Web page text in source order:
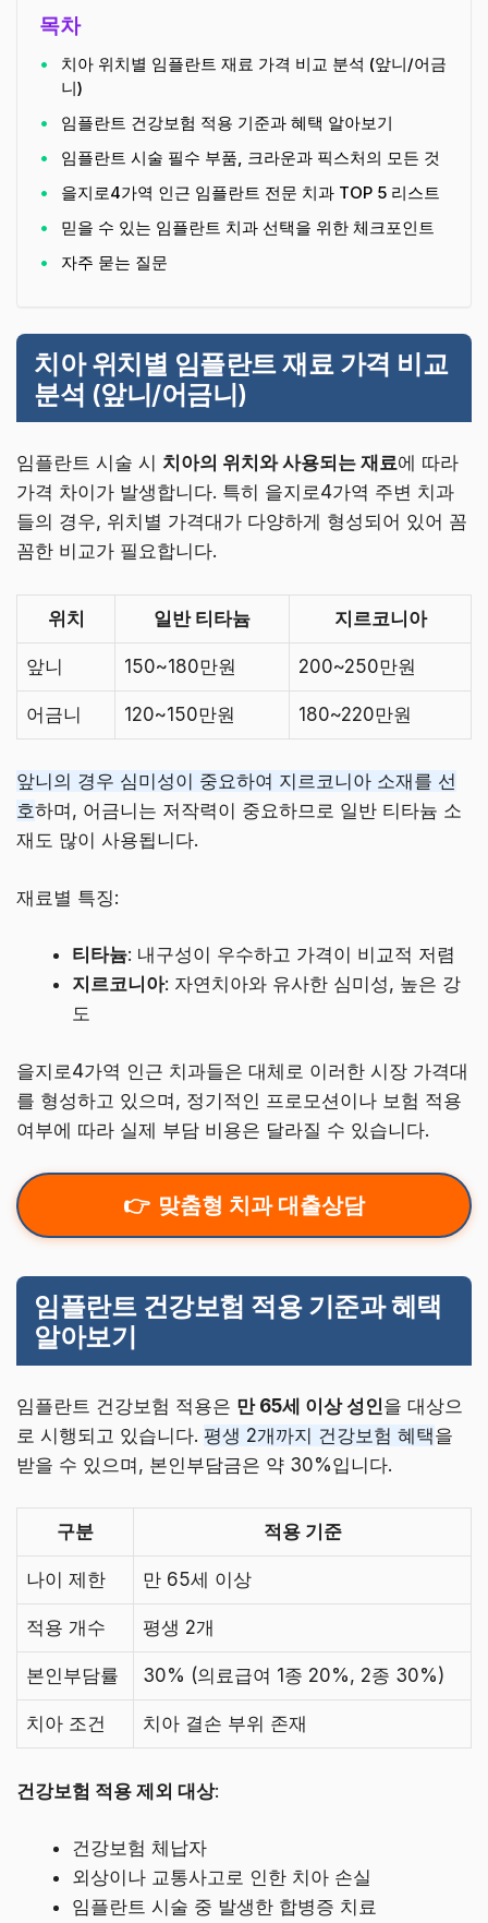
목차
치아 위치별 임플란트 재료 가격 비교 분석 (앞니/어금
니)
임플란트 건강보험 적용 기준과 혜택 알아보기
임플란트 시술 필수 부품, 크라운과 픽스처의 모든 것
을지로4가역 인근 임플란트 전문 치과 TOP 5 리스트
믿을 수 있는 임플란트 치과 선택을 위한 체크포인트
자주 묻는 질문
치아 위치별 임플란트 재료 가격 비교
분석 (앞니/어금니)
임플란트 시술 시 치아의 위치와 사용되는 재료에 따라
가격 차이가 발생합니다. 특히 을지로4가역 주변 치과
들의 경우, 위치별 가격대가 다양하게 형성되어 있어 꼼
꼼한 비교가 필요합니다.
위치 일반 티타늄 지르코니아
앞니 150~180만원 200~250만원
어금니 120~150만원 180~220만원
앞니의 경우 심미성이 중요하여 지르코니아 소재를 선
호하며, 어금니는 저작력이 중요하므로 일반 티타늄 소
재도 많이 사용됩니다.
재료별 특징:
티타늄: 내구성이 우수하고 가격이 비교적 저렴
지르코니아: 자연치아와 유사한 심미성, 높은 강
도
을지로4가역 인근 치과들은 대체로 이러한 시장 가격대
를 형성하고 있으며, 정기적인 프로모션이나 보험 적용
여부에 따라 실제 부담 비용은 달라질 수 있습니다.
맞춤형 치과 대출상담
임플란트 건강보험 적용 기준과 혜택
알아보기
임플란트 건강보험 적용은 만 65세 이상 성인을 대상으
로 시행되고 있습니다. 평생 2개까지 건강보험 혜택을
받을 수 있으며, 본인부담금은 약 30%입니다.
구분 적용 기준
나이 제한 만 65세 이상
적용 개수 평생 2개
본인부담률 30% (의료급여 1종 20%, 2종 30%)
치아 조건 치아 결손 부위 존재
건강보험 적용 제외 대상:
건강보험 체납자
외상이나 교통사고로 인한 치아 손실
임플란트 시술 중 발생한 합병증 치료